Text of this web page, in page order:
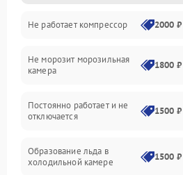
Электропитание
Дренаж
Не работает компрессор 2000 ₽
Не морозит морозильная
камера
1800 ₽
Постоянно работает и не
отключается
1500 ₽
Образование льда в
холодильной камере
1500 ₽